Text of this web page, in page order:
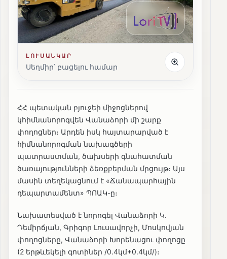
ԼՈՒՍԱՆԿԱՐ
Սեղմիր՝ բացելու համար
ՀՀ պետական բյուջեի միջոցներով
կհիմնանորոգվեն Վանաձորի մի շարք
փողոցներ։ Արդեն իսկ հայտարարված է
հիմնանորոգման նախագծերի
պատրաստման, ծախսերի գնահատման
ծառայությունների ձեռքբերման մրցույթ։ Այս
մասին տեղեկացնում է «Ճանապարհային
դեպարտամենտ» ՊՈԱԿ-ը։
Նախատեսված է նորոգել Վանաձորի Կ.
Դեմիրճյան, Գրիգոր Լուսավորչի, Մոսկովյան
փողոցները, Վանաձորի Խորենացու փողոցը
(2 երթևեկելի գոտիներ /0.4կմ+0.4կմ/)։